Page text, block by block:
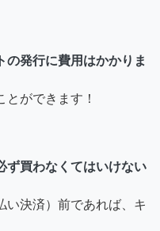
の発行に費用はかかりま
ができます！
ず買わなくてはいけない
い決済）前であれば、キ